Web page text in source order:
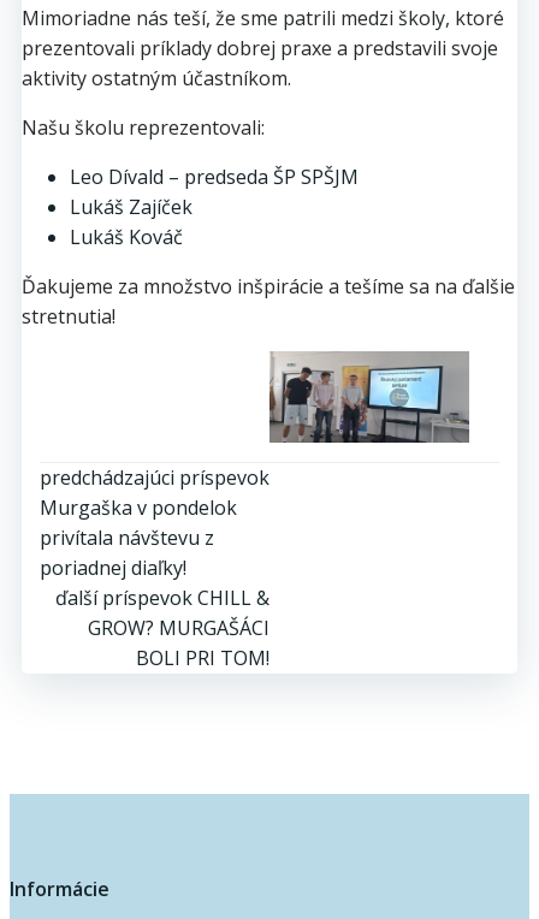
Mimoriadne nás teší, že sme patrili medzi školy, ktoré
prezentovali príklady dobrej praxe a predstavili svoje
aktivity ostatným účastníkom.
Našu školu reprezentovali:
Leo Dívald – predseda ŠP SPŠJM
Lukáš Zajíček
Lukáš Kováč
Ďakujeme za množstvo inšpirácie a tešíme sa na ďalšie
stretnutia!
Post
navigation
predchádzajúci príspevok
Murgaška v pondelok
privítala návštevu z
poriadnej diaľky!
Post
navigation
ďalší príspevokCHILL &
GROW? MURGAŠÁCI
BOLI PRI TOM!
Informácie